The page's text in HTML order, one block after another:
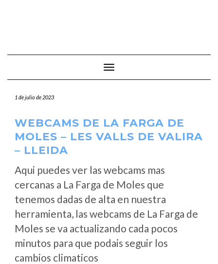
Cambiar modo de navegación
1 de julio de 2023
WEBCAMS DE LA FARGA DE
MOLES – LES VALLS DE VALIRA
– LLEIDA
Aqui puedes ver las webcams mas
cercanas a La Farga de Moles que
tenemos dadas de alta en nuestra
herramienta, las webcams de La Farga de
Moles se va actualizando cada pocos
minutos para que podais seguir los
cambios climaticos